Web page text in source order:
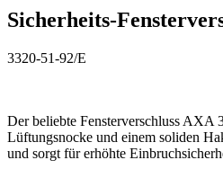
Sicherheits-
3320-51-92/E
Der beliebte Fensterverschluss AXA
Lüftungsnocke und einem soliden
und sorgt für erhöhte